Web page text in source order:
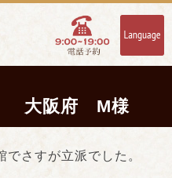
】 大阪府 M様
さすが立派でした。